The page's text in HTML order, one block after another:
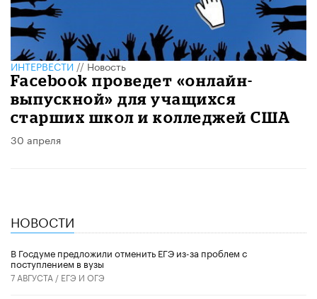
ИНТЕРВЕСТИ//Новость
Facebook проведет «онлайн-
выпускной» для учащихся
старших школ и колледжей США
30 апреля
НОВОСТИ
В Госдуме предложили отменить ЕГЭ из-за проблем с
поступлением в вузы
7 АВГУСТА / ЕГЭ И ОГЭ